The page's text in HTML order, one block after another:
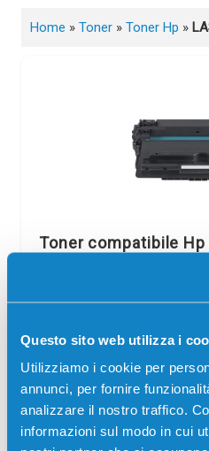
Questo sito web utilizza i
Utilizziamo i cookie per
annunci, per fornire
analizzare il nostro traffico.
informazioni sul modo in cui
Home » Toner » Toner Hp »
Toner compatibile Hp
Codice:CZ192A.C
per Stampanti: Hp LASERJET
PRO M701, Hp LASERJET PRO
NON